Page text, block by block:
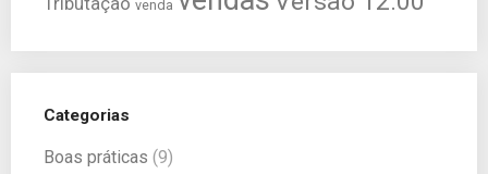
venda
Categorias
Boas práticas (9)